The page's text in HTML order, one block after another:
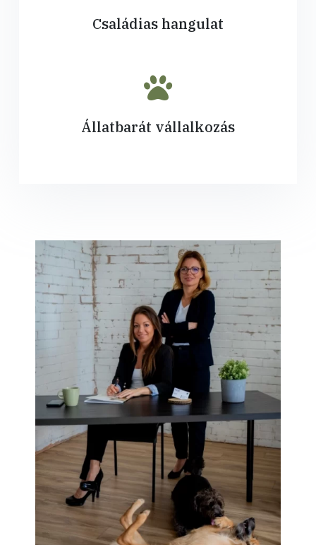
Családias hangulat
Állatbarát vállalkozás